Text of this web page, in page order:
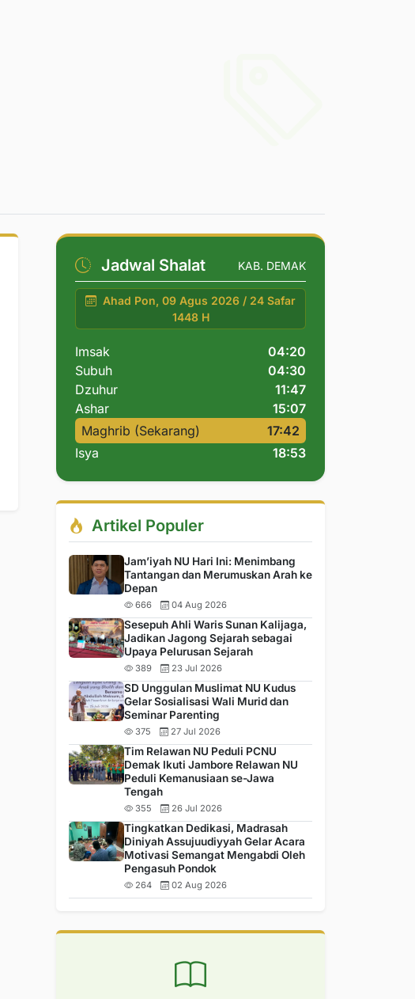
Jadwal Shalat KAB. DEMAK
Ahad Pon, 09 Agus 2026 / 24 Safar
1448 H
Imsak
04:20
Subuh
04:30
Dzuhur
11:47
Ashar
15:07
Maghrib (Sekarang)
17:42
Isya
18:53
Artikel Populer
Jam’iyah NU Hari Ini: Menimbang
Tantangan dan Merumuskan Arah ke
Depan
666 04 Aug 2026
Sesepuh Ahli Waris Sunan Kalijaga,
Jadikan Jagong Sejarah sebagai
Upaya Pelurusan Sejarah
389 23 Jul 2026
SD Unggulan Muslimat NU Kudus
Gelar Sosialisasi Wali Murid dan
Seminar Parenting
375 27 Jul 2026
Tim Relawan NU Peduli PCNU
Demak Ikuti Jambore Relawan NU
Peduli Kemanusiaan se-Jawa
Tengah
355 26 Jul 2026
Tingkatkan Dedikasi, Madrasah
Diniyah Assujuudiyyah Gelar Acara
Motivasi Semangat Mengabdi Oleh
Pengasuh Pondok
264 02 Aug 2026